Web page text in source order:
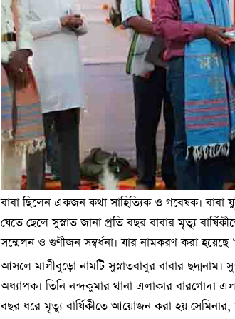
বাবা ছিলেন একজন কথা সাহিত্যিক ও গবেষক। বাবা
যেতে ছেলে সুস্নাত জানা প্রতি বছর বাবার মৃত্যু
সম্মেলন ও গুণীজন সম্বর্ধনা। যার নামকরণ করা হয়েছে
আসলে মালীবুড়ো নামটি সুস্নাতবাবুর বাবার
অধ্যাপক। তিনি নন্দকুমার থানা এলাকার বারগোদা
বছর ধরে মৃত্যু বার্ষিকীতে আয়োজন করা হয় সেমিনার,